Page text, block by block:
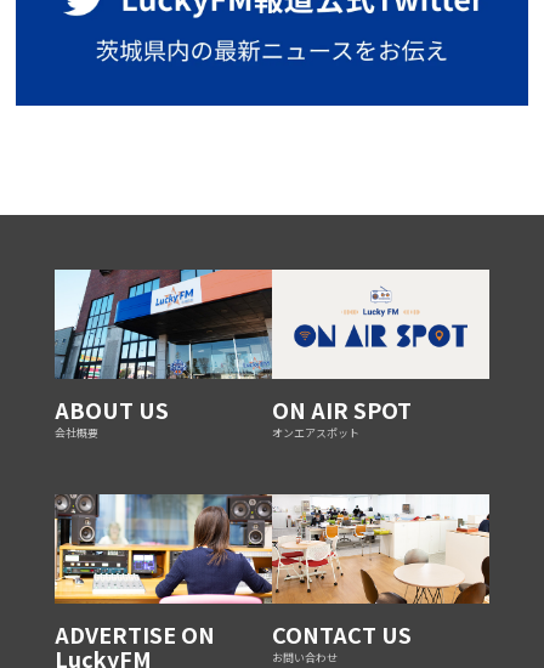
ABOUT US
会社概要
ON AIR SPOT
オンエアスポット
ADVERTISE ON
LuckyFM
CONTACT US
お問い合わせ